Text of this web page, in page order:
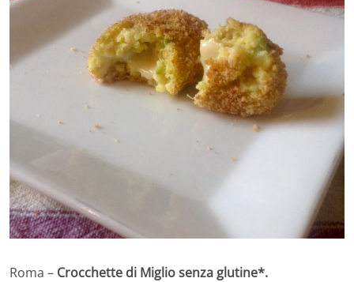
Roma – Crocchette di Miglio senza glutine*.